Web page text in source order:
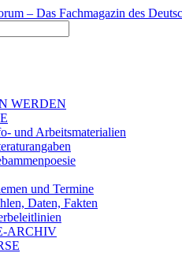
WERDEN
und Arbeitsmaterialien
und Termine
Daten, Fakten
ARCHIV